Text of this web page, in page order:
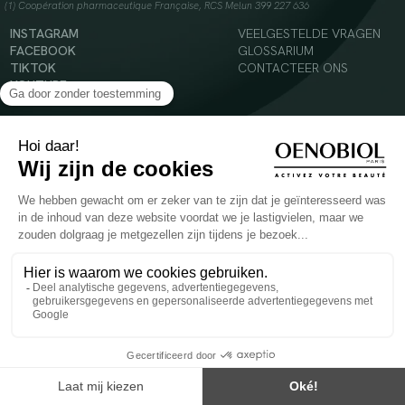
(1) Coopération pharmaceutique Française, RCS Melun 399 227 636
INSTAGRAM
FACEBOOK
TIKTOK
YOUTUBE
VEELGESTELDE VRAGEN
GLOSSARIUM
CONTACTEER ONS
© 2024 Oenobiol Paris
evenwichtige voeding en een gezonde levensstijl. Aanbevolen dagelijkse dosis niet
overschrijden. Enkel voor volwassenen, buiten het bereik van kinderen houden.